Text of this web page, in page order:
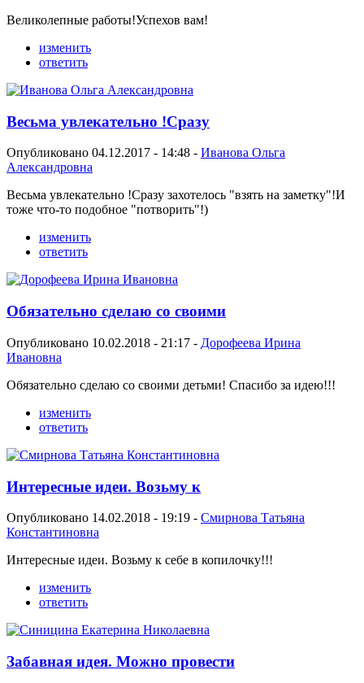
Великолепные работы!Успехов вам!
изменить
ответить
Весьма увлекательно !Сразу
Опубликовано 04.12.2017 - 14:48 - Иванова Ольга
Александровна
Весьма увлекательно !Сразу захотелось "взять на заметку"!И
тоже что-то подобное "потворить"!)
изменить
ответить
Обязательно сделаю со своими
Опубликовано 10.02.2018 - 21:17 - Дорофеева Ирина
Ивановна
Обязательно сделаю со своими детьми! Спасибо за идею!!!
изменить
ответить
Интересные идеи. Возьму к
Опубликовано 14.02.2018 - 19:19 - Смирнова Татьяна
Константиновна
Интересные идеи. Возьму к себе в копилочку!!!
изменить
ответить
Забавная идея. Можно провести